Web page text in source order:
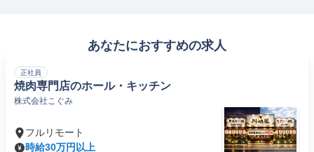
あなたにおすすめの求人
正社員
焼肉専門店のホール・キッチン
株式会社こぐみ
フルリモート
時給30万円以上